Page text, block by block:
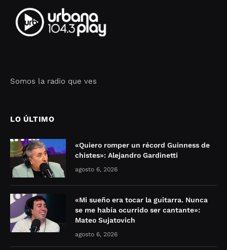
Somos la radio que ves
LO ÚLTIMO
«Quiero romper un récord Guinness de
chistes»: Alejandro Gardinetti
agosto 6, 2026
«Mi sueño era tocar la guitarra. Nunca
se me había ocurrido ser cantante»:
Mateo Sujatovich
agosto 6, 2026